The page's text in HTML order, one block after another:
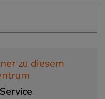
zu diesem
Service